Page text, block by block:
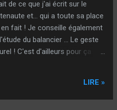
de ce que j'ai écrit sur le
et... qui a toute sa place
fait ! Je conseille également
du balancier ... Le geste
! C'est d'ailleurs pour ça
régulier (même pour le non
peut parfaitement rivaliser
LIRE »